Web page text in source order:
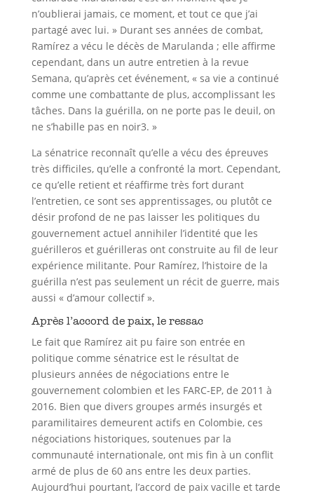
n’oublierai jamais, ce moment, et tout ce que j’ai
partagé avec lui. » Durant ses années de combat,
Ramírez a vécu le décès de Marulanda ; elle affirme
cependant, dans un autre entretien à la revue
Semana, qu’après cet événement, « sa vie a continué
comme une combattante de plus, accomplissant les
tâches. Dans la guérilla, on ne porte pas le deuil, on
ne s’habille pas en noir3. »
La sénatrice reconnaît qu’elle a vécu des épreuves
très difficiles, qu’elle a confronté la mort. Cependant,
ce qu’elle retient et réaffirme très fort durant
l’entretien, ce sont ses apprentissages, ou plutôt ce
désir profond de ne pas laisser les politiques du
gouvernement actuel annihiler l’identité que les
guérilleros et guérilleras ont construite au fil de leur
expérience militante. Pour Ramírez, l’histoire de la
guérilla n’est pas seulement un récit de guerre, mais
aussi « d’amour collectif ».
Après l’accord de paix, le ressac
Le fait que Ramírez ait pu faire son entrée en
politique comme sénatrice est le résultat de
plusieurs années de négociations entre le
gouvernement colombien et les FARC-EP, de 2011 à
2016. Bien que divers groupes armés insurgés et
paramilitaires demeurent actifs en Colombie, ces
négociations historiques, soutenues par la
communauté internationale, ont mis fin à un conflit
armé de plus de 60 ans entre les deux parties.
Aujourd’hui pourtant, l’accord de paix vacille et tarde